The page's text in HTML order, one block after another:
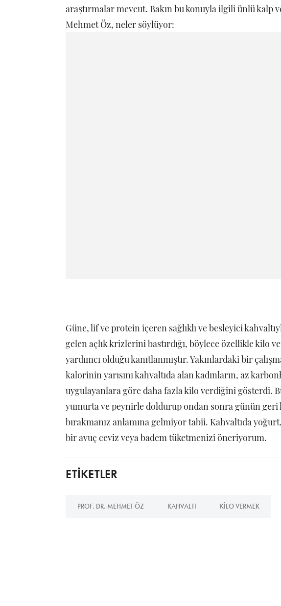
araştırmalar mevcut. Bakın bu konuyla ilgili ünlü kalp
Mehmet Öz, neler söylüyor:
Güne, lif ve protein içeren sağlıklı ve besleyici
gelen açlık krizlerini bastırdığı, böylece özellikle kilo
yardımcı olduğu kanıtlanmıştır. Yakınlardaki bir
kalorinin yarısını kahvaltıda alan kadınların, az
uygulayanlara göre daha fazla kilo verdiğini gösterdi.
yumurta ve peynirle doldurup ondan sonra günün geri
bırakmanız anlamına gelmiyor tabii. Kahvaltıda
bir avuç ceviz veya badem tüketmenizi öneriyorum.
ETİKETLER
PROF. DR. MEHMET ÖZ KAHVALTI KILO VERMEK